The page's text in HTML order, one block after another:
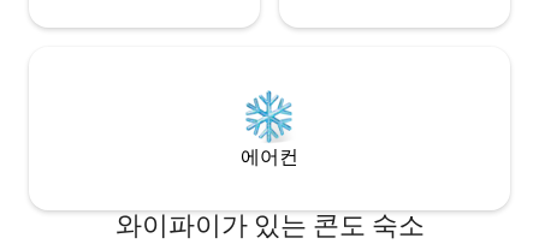
에어컨
와이파이가 있는 콘도 숙소